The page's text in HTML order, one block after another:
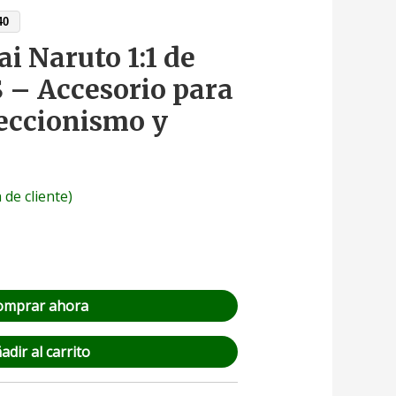
Naruto 1:1 de
– Accesorio para
y
cliente)
ahora
al carrito